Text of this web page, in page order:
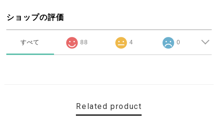
ショップの評価
すべて 88 4 0
Related product